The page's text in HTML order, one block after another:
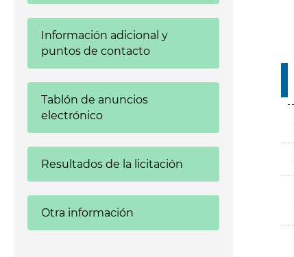
Información adicional y
puntos de contacto
Tablón de anuncios
electrónico
Resultados de la licitación
Otra información